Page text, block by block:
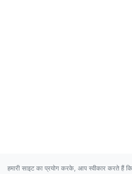
हमारी साइट का प्रयोग करके, आप स्वीकार करते हैं